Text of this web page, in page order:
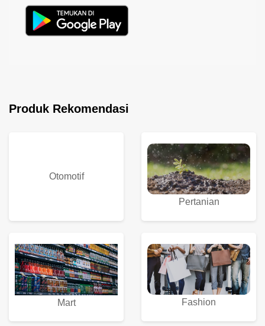
Produk Rekomendasi
Otomotif
Pertanian
Mart Fashion